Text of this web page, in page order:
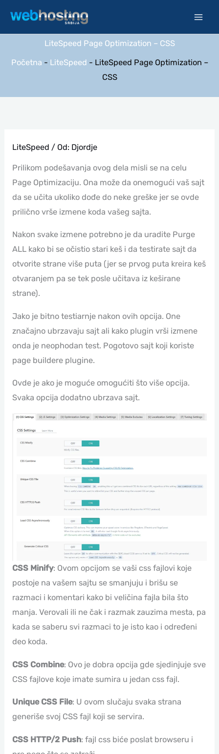
sadržaj
LiteSpeed Page Optimization – CSS
Početna - LiteSpeed - LiteSpeed Page Optimization –
CSS
LiteSpeed / Od: Djordje
Prilikom podešavanja ovog dela misli se na celu
Page Optimizaciju. Ona može da onemogući vaš sajt
da se učita ukoliko dođe do neke greške jer se ovde
prilično vrše izmene koda vašeg sajta.
Nakon svake izmene potrebno je da uradite Purge
ALL kako bi se očistio stari keš i da testirate sajt da
otvorite strane više puta (jer se prvog puta kreira keš
otvaranjem pa se tek posle učitava iz keširane
strane).
Jako je bitno testiarnje nakon ovih opcija. One
značajno ubrzavaju sajt ali kako plugin vrši izmene
onda je neophodan test. Pogotovo sajt koji koriste
page buildere plugine.
Ovde je ako je moguće omogućiti što više opcija.
Svaka opcija dodatno ubrzava sajt.
CSS Minify: Ovom opcijom se vaši css fajlovi koje
postoje na vašem sajtu se smanjuju i brišu se
razmaci i komentari kako bi veličina fajla bila što
manja. Verovali ili ne čak i razmak zauzima mesta, pa
kada se saberu svi razmaci to je isto kao i određeni
deo koda.
CSS Combine: Ovo je dobra opcija gde sjedinjuje sve
CSS fajlove koje imate sumira u jedan css fajl.
Unique CSS File: U ovom slučaju svaka strana
generiše svoj CSS fajl koji se servira.
CSS HTTP/2 Push: fajl css biće poslat browseru i